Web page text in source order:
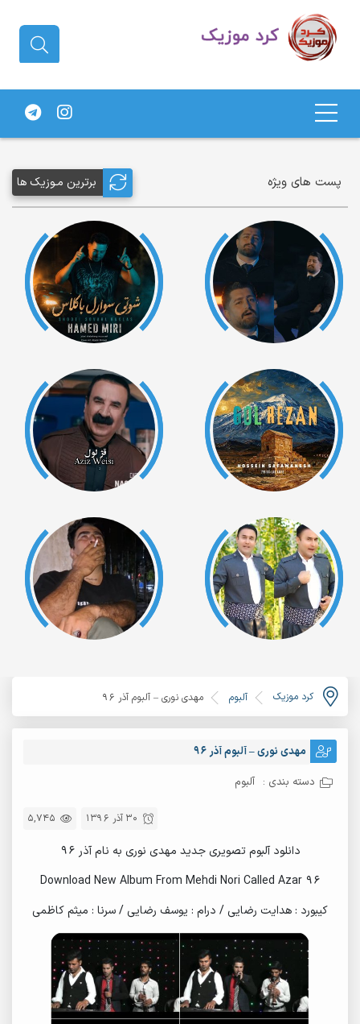
های کردی
پست های ویژه برترین مـوزیک ها
کرد موزیک آلبوم مهدی نوری – آلبوم آذر ۹۶
مهدی نوری – آلبوم آذر ۹۶
دسته بندی : آلبوم
5,745 30 آذر 1396
دانلود آلبوم تصویری جدید مهدی نوری به نام آذر ۹۶
Download New Album From Mehdi Nori Called Azar 96
کیبورد : هدایت رضایی / درام : یوسف رضایی / سرنا : میثم کاظمی